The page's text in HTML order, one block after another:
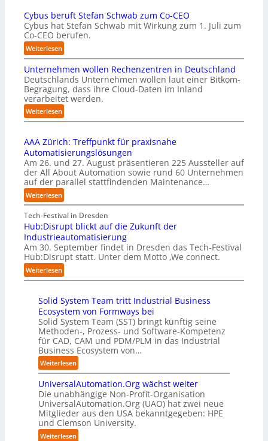
u
f
d
i
e
m
p
l
e
m
e
t
i
e
r
u
n
g
a
n
“
-
K
o
m
m
i
s
s
i
o
n
t
a
r
t
e
t
B
i
e
t
e
r
v
e
r
a
h
r
e
n
f
ü
r
d
e
n
G
i
g
Cybus beruft Stefan Schwab zum Co-CEO
Cybus hat Stefan Schwab mit Wirkung zum 1. Juli zum
Co-CEO berufen.
Weiterlesen:
C
y
b
u
s
e
u
f
t
S
t
e
f
n
S
c
h
w
a
b
u
m
C
o
-
C
E
O
Unternehmen wollen Rechenzentren in Deutschland
Deutschlands Unternehmen wollen laut einer Bitkom-
Begragung, dass ihre Cloud-Daten im Inland
verarbeitet werden.
Weiterlesen:
U
t
e
r
n
e
h
m
e
n
w
o
l
l
e
n
e
c
h
e
n
z
e
n
t
r
e
n
i
n
AAA Zürich: Treffpunkt für praxisnahe
Automatisierungslösungen
Am 26. und 27. August präsentieren 225 Aussteller auf
der All About Automation sowie rund 60 Unternehmen
auf der parallel stattfindenden Maintenance…
Weiterlesen:
A
A
A
Z
ü
r
i
c
:
T
r
e
f
f
p
u
k
t
f
ü
r
p
Tech-Festival in Dresden
Hub:Disrupt blickt auf die Zukunft der
Industrieautomatisierung
Am 30. September findet in Dresden das Tech-Festival
Hub:Disrupt statt. Unter dem Motto ‚We connect.
Weiterlesen:
H
b
:
D
i
s
r
u
p
t
b
l
i
c
k
Solid System Team tritt Industrial Business
Ecosystem von Formways bei
Solid System Team (SST) bringt künftig seine
Methoden-, Prozess- und Software-Kompetenz
für CAD, CAM und PDM/PLM in das Industrial
Business Ecosystem von…
Weiterlesen:
S
o
l
i
d
S
UniversalAutomation.Org wächst weiter
Die unabhängige Non-Profit-Organisation
UniversalAutomation.Org (UAO) hat zwei neue
Mitglieder aus den USA bekanntgegeben: HPE
und Clemson University.
Weiterlesen: